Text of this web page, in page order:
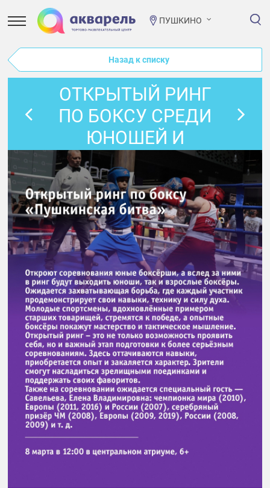
ПУШКИНО
Назад к списку
ОТКРЫТЫЙ РИНГ
ПО БОКСУ СРЕДИ
ЮНОШЕЙ И
ДЕВУШЕК
«ПУШКИНСКАЯ
БИТВА»